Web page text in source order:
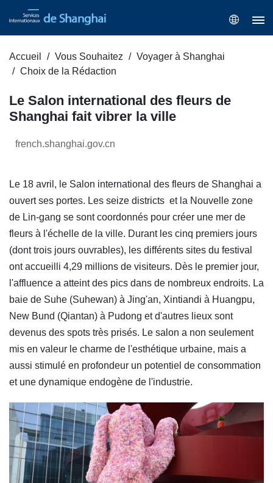
Accueil Vous Souhaitez
Voyager à Shanghai
Choix de la Rédaction
Le Salon international des fleurs de
Shanghai fait vibrer la ville
french.shanghai.gov.cn
Le 18 avril, le Salon international des fleurs de Shanghai a
ouvert ses portes. Les seize districts et la Nouvelle zone
de Lin-gang se sont coordonnés pour créer une mer de
fleurs à l'échelle de la ville. Durant les cinq premiers jours
(dont trois jours ouvrables), les différents sites du festival
ont accueilli 4,29 millions de visiteurs. Dès le premier jour,
l'affluence a atteint des pics dans de nombreux endroits. La
baie de Suhe (Suhewan) à Jing'an, Xintiandi à Huangpu,
New Bund (Qiantan) à Pudong et d'autres lieux sont
devenus des spots très prisés. Le salon a non seulement
mis en valeur le charme de l'esthétique urbaine, mais a
aussi stimulé en profondeur un potentiel de consommation
et une dynamique endogène de l'industrie.